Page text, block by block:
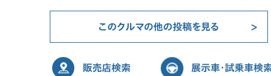
このクルマの他の投稿を見る
販売店検索 展示車・試乗車検